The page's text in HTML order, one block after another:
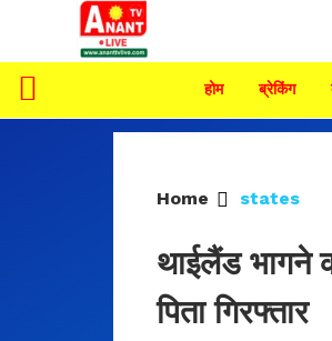
होम ब्रेकिंग
Home states
थाईलैंड भागने
पिता गिरफ्तार